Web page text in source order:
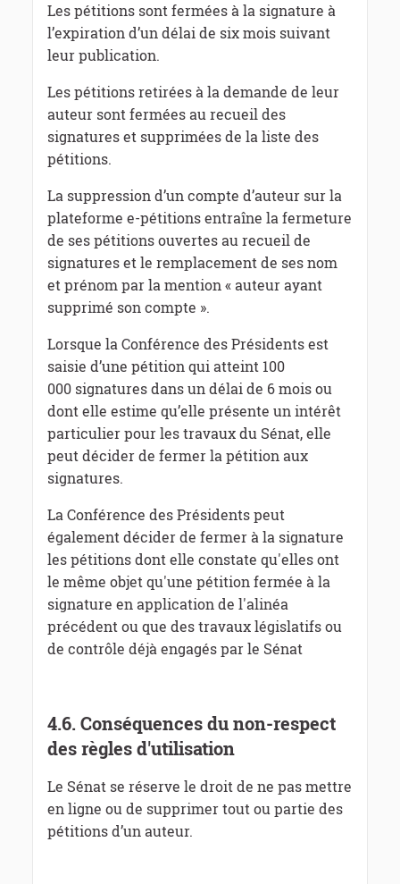
Les pétitions sont fermées à la signature à
l’expiration d’un délai de six mois suivant
leur publication.
Les pétitions retirées à la demande de leur
auteur sont fermées au recueil des
signatures et supprimées de la liste des
pétitions.
La suppression d’un compte d’auteur sur la
plateforme e-pétitions entraîne la fermeture
de ses pétitions ouvertes au recueil de
signatures et le remplacement de ses nom
et prénom par la mention « auteur ayant
supprimé son compte ».
Lorsque la Conférence des Présidents est
saisie d’une pétition qui atteint 100
000 signatures dans un délai de 6 mois ou
dont elle estime qu’elle présente un intérêt
particulier pour les travaux du Sénat, elle
peut décider de fermer la pétition aux
signatures.
La Conférence des Présidents peut
également décider de fermer à la signature
les pétitions dont elle constate qu'elles ont
le même objet qu'une pétition fermée à la
signature en application de l'alinéa
précédent ou que des travaux législatifs ou
de contrôle déjà engagés par le Sénat
4.6. Conséquences du non-respect
des règles d'utilisation
Le Sénat se réserve le droit de ne pas mettre
en ligne ou de supprimer tout ou partie des
pétitions d’un auteur.